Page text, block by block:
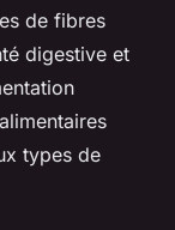
de fibres
digestive et
types de